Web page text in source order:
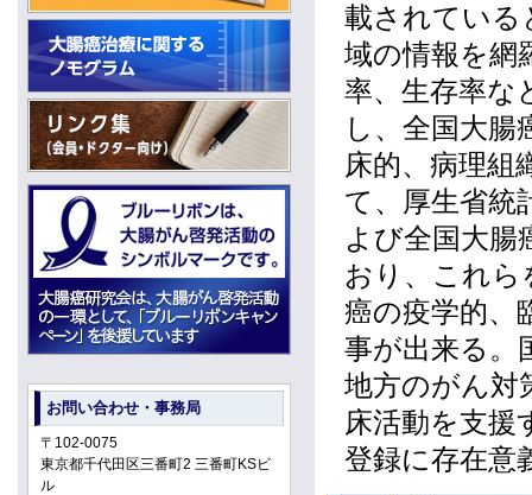
載されている
域の情報を網
率、生存率な
し、全国大腸
床的、病理組
て、厚生省統
よび全国大腸
おり、これら
癌の疫学的、
事が出来る。
地方のがん対
床活動を支援
登録に存在意
お問い合わせ・事務局
〒102-0075
東京都千代田区三番町2 三番町KSビ
ル